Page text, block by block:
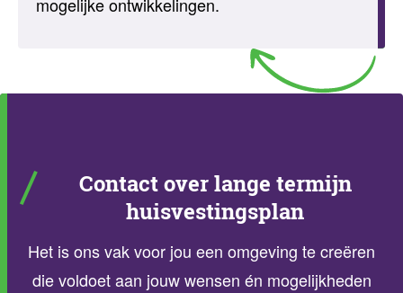
Contact over lange termijn
huisvestingsplan
Het is ons vak voor jou een omgeving te creëren
die voldoet aan jouw wensen én mogelijkheden